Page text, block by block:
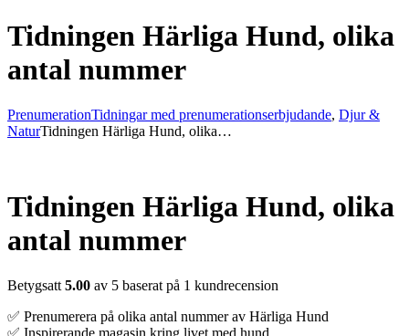
Tidningen Härliga Hund, olika
antal nummer
PrenumerationTidningar med prenumerationserbjudande, Djur &
NaturTidningen Härliga Hund, olika…
Tidningen Härliga Hund, olika
antal nummer
Betygsatt 5.00 av 5 baserat på 1 kundrecension
✅ Prenumerera på olika antal nummer av Härliga Hund
✅ Inspirerande magasin kring livet med hund